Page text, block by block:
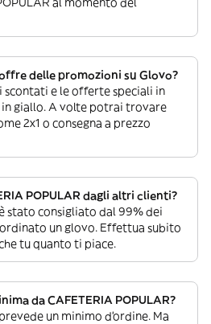
delle promozioni su Glovo?
e le offerte speciali in
in giallo. A volte potrai trovare
2x1 o consegna a prezzo
POPULAR dagli altri clienti?
stato consigliato dal 99% dei
un glovo. Effettua subito
tu quanto ti piace.
da CAFETERIA POPULAR?
un minimo d’ordine. Ma